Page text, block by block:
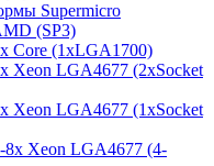
Supermicro
(SP3)
Core (1xLGA1700)
Xeon LGA4677 (2xSocket
Xeon LGA4677 (1xSocket
8x Xeon LGA4677 (4-